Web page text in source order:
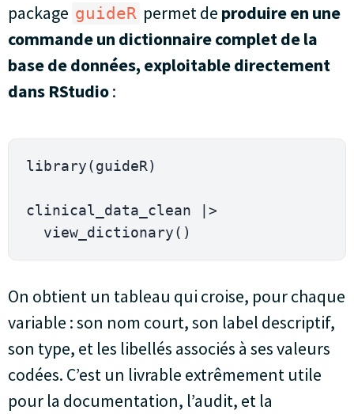
package guideR permet de produire en une
commande un dictionnaire complet de la
base de données, exploitable directement
dans RStudio:
library(guideR)
clinical_data_clean |>
  view_dictionary()
On obtient un tableau qui croise, pour chaque
variable : son nom court, son label descriptif,
son type, et les libellés associés à ses valeurs
codées. C’est un livrable extrêmement utile
pour la documentation, l’audit, et la